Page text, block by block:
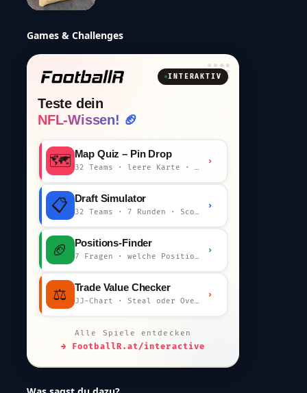
Games & Challenges
INTERAKTIV
Teste dein
NFL-Wissen! 🏈
🗺️ Map Quiz – Pin Drop
32 Teams · leere Karte · km-Wertung
›
📋 Draft Simulator
32 Teams · 7 Runden · Scout-Kommentar
›
🏈 Positions-Finder
7 Fragen · welche Position bist du?
›
⚖️ Trade Value Checker
JJ-Chart · Steal oder Overpay?
›
Alle Spiele entdecken
→ FootballR.at/interactive